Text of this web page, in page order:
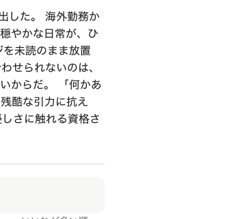
した。 海外勤務か
やかな日常が、ひ
未読のまま放置
せられないのは、
からだ。 「何かあ
酷な引力に抗え
さに触れる資格さ